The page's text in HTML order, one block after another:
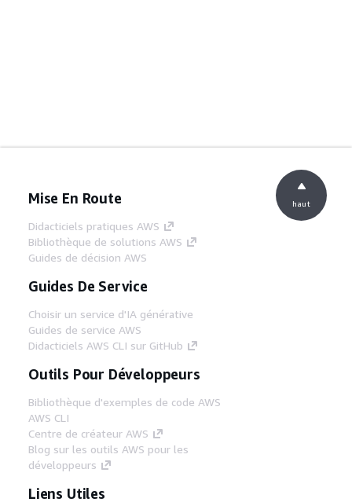
Mise En Route
Didacticiels pratiques AWS
Bibliothèque de solutions AWS
Guides de décision AWS
Guides De Service
Choisir un service d'IA générative
Guides de service AWS
Didacticiels AWS CLI sur GitHub
Outils Pour Développeurs
Bibliothèque d'exemples de code AWS
AWS CLI
Centre de créateur AWS
Blog sur les outils AWS pour les
développeurs
Liens Utiles
haut